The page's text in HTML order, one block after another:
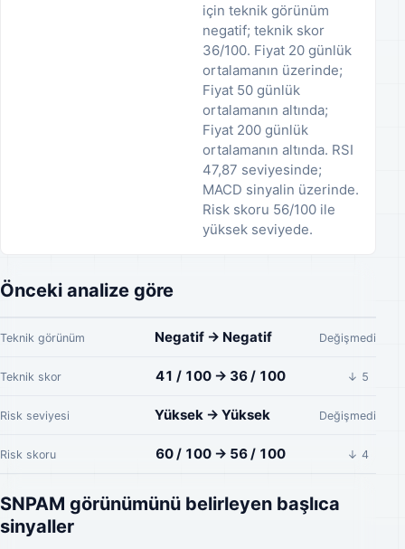
için teknik görünüm
negatif; teknik skor
36/100. Fiyat 20 günlük
ortalamanın üzerinde;
Fiyat 50 günlük
ortalamanın altında;
Fiyat 200 günlük
ortalamanın altında. RSI
47,87 seviyesinde;
MACD sinyalin üzerinde.
Risk skoru 56/100 ile
yüksek seviyede.
Önceki analize göre
Teknik görünüm Negatif → Negatif Değişmedi
Teknik skor 41 / 100 → 36 / 100 ↓ 5
Risk seviyesi Yüksek → Yüksek Değişmedi
Risk skoru 60 / 100 → 56 / 100 ↓ 4
SNPAM görünümünü belirleyen başlıca
sinyaller